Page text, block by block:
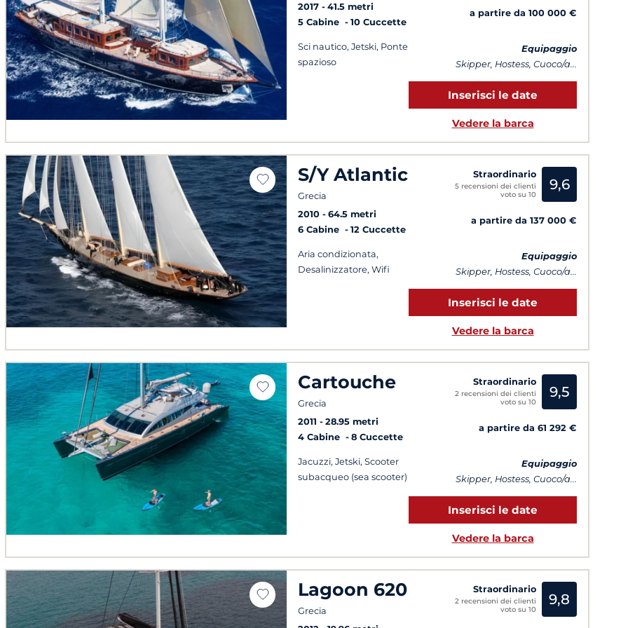
2017
41.5 metri
5 Cabine
10 Cuccette
Sci nautico, Jetski, Ponte
spazioso
a partire da 100 000 €
Equipaggio
Skipper, Hostess, Cuoco/a...
Inserisci le date
Vedere la barca
S/Y Atlantic
Grecia
2010
64.5 metri
6 Cabine
12 Cuccette
Aria condizionata,
Desalinizzatore, Wifi
Straordinario
5 recensioni dei clienti
voto su 10
9,6
a partire da 137 000 €
Equipaggio
Skipper, Hostess, Cuoco/a...
Inserisci le date
Vedere la barca
Cartouche
Grecia
2011
28.95 metri
4 Cabine
8 Cuccette
Jacuzzi, Jetski, Scooter
subacqueo (sea scooter)
Straordinario
2 recensioni dei clienti
voto su 10
9,5
a partire da 61 292 €
Equipaggio
Skipper, Hostess, Cuoco/a...
Inserisci le date
Vedere la barca
Lagoon 620
Grecia
Straordinario
2 recensioni dei clienti
voto su 10
9,8